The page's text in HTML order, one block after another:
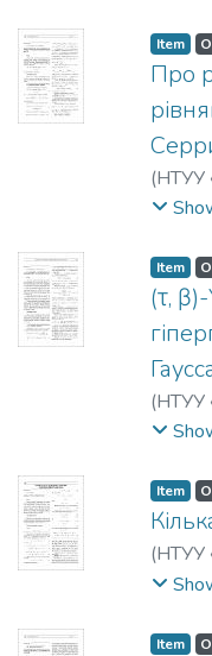
Item
Про
(НТУУ
Item
(τ,
(НТУУ
Item
(НТУУ
Item